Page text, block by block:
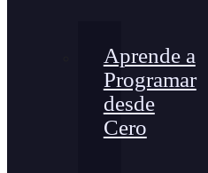
Aprende a
Programar
desde
Cero